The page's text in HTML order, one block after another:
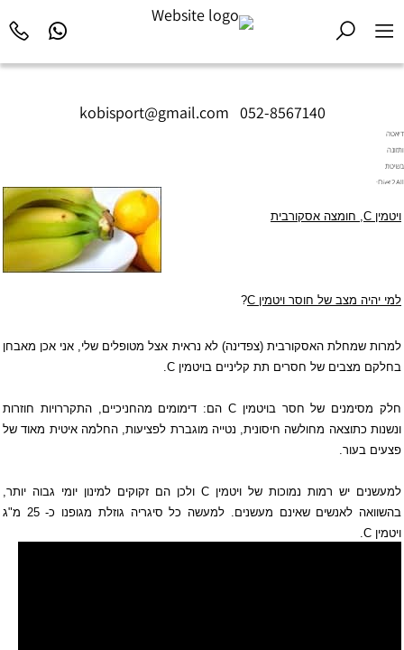
kobisport@gmail.com 052-8567140
דיאטה
ותזונה
בשיטת
Diet2All:
שמאחורי
ויטמין C , חומצה אסקורבית
למי יהיה מצב של חוסר ויטמין C
?
למרות שמחלת האסקורבית (צפדינה) לא נראית אצל מטופלים שלי, אני אכן מאבחן
בחלקם מצבים של חסרים תת קליניים בויטמין C
חלק מסימנים של חסר בויטמין C הם: דימומים מהחניכיים, התקררויות חוזרות
ונשנות כתוצאה מחולשה חיסונית, נטייה מוגברת לפציעות, החלמה איטית מאוד של
פצעים בעור.
למעשנים יש רמות נמוכות של ויטמין C ולכן הם זקוקים למינון יומי גבוה יותר,
בהשוואה לאנשים שאינם מעשנים. למעשה כל סיגריה גוזלת מגופנו כ- 25 מ"ג
ויטמין C